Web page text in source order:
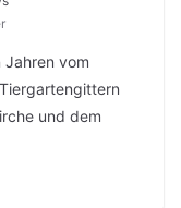
Jahren vom
und dem